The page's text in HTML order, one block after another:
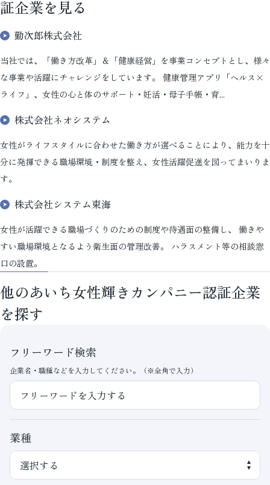
証企業を見る
勤次郎株式会社
当社では、「働き方改革」＆「健康経営」を事業コンセプトとし、様々
な事業や活躍にチャレンジをしています。 健康管理アプリ「ヘルス×
ライフ」、女性の心と体のサポート・妊活・母子手帳・育...
株式会社ネオシステム
女性がライフスタイルに合わせた働き方が選べることにより、能力を十
分に発揮できる職場環境・制度を整え、女性活躍促進を図ってまいりま
す。
株式会社システム東海
女性が活躍できる職場づくりのための制度や待遇面の整備し、 働きや
すい職場環境となるよう衛生面の管理改善。 ハラスメント等の相談窓
口の設置。
他のあいち女性輝きカンパニー認証企業
を探す
フリーワード検索
企業名・職種などを入力してください。（※全角で入力）
業種